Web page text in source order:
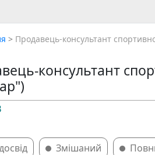
> Продавець-консультант
консультант
Змішаний